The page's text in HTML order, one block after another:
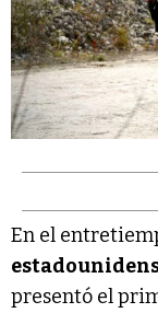
En el
presentó el